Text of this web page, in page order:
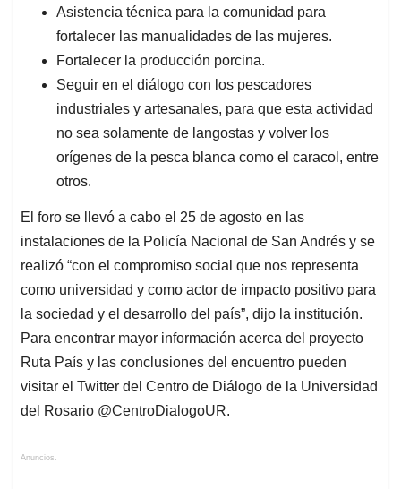
Asistencia técnica para la comunidad para
fortalecer las manualidades de las mujeres.
Fortalecer la producción porcina.
Seguir en el diálogo con los pescadores
industriales y artesanales, para que esta actividad
no sea solamente de langostas y volver los
orígenes de la pesca blanca como el caracol, entre
otros.
El foro se llevó a cabo el 25 de agosto en las
instalaciones de la Policía Nacional de San Andrés y se
realizó “con el compromiso social que nos representa
como universidad y como actor de impacto positivo para
la sociedad y el desarrollo del país”, dijo la institución.
Para encontrar mayor información acerca del proyecto
Ruta País y las conclusiones del encuentro pueden
visitar el Twitter del Centro de Diálogo de la Universidad
del Rosario @CentroDialogoUR.
Anuncios.